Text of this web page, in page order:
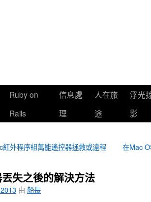
Ruby on
Rails
信息處
理
人在旅
途
浮光
影
紅外程序組萬能遙控器拯救或遠程
在Mac
失之後的解決方法
由 船長